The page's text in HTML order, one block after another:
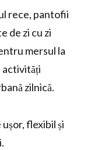
rece, pantofii
de zi cu zi
mersul la
activități
zilnică.
flexibil și